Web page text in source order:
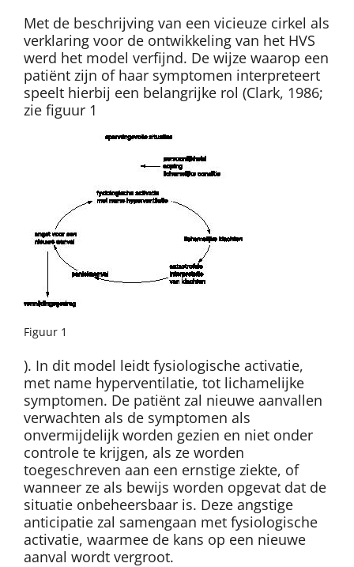
Met de beschrijving van een vicieuze cirkel als
verklaring voor de ontwikkeling van het HVS
werd het model verfijnd. De wijze waarop een
patiënt zijn of haar symptomen interpreteert
speelt hierbij een belangrijke rol (Clark, 1986;
zie figuur 1
Figuur 1
). In dit model leidt fysiologische activatie,
met name hyperventilatie, tot lichamelijke
symptomen. De patiënt zal nieuwe aanvallen
verwachten als de symptomen als
onvermijdelijk worden gezien en niet onder
controle te krijgen, als ze worden
toegeschreven aan een ernstige ziekte, of
wanneer ze als bewijs worden opgevat dat de
situatie onbeheersbaar is. Deze angstige
anticipatie zal samengaan met fysiologische
activatie, waarmee de kans op een nieuwe
aanval wordt vergroot.